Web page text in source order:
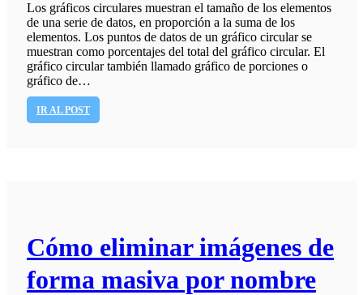
Los gráficos circulares muestran el tamaño de los elementos
de una serie de datos, en proporción a la suma de los
elementos. Los puntos de datos de un gráfico circular se
muestran como porcentajes del total del gráfico circular. El
gráfico circular también llamado gráfico de porciones o
gráfico de…
IR AL POST
Cómo eliminar imágenes de
forma masiva por nombre